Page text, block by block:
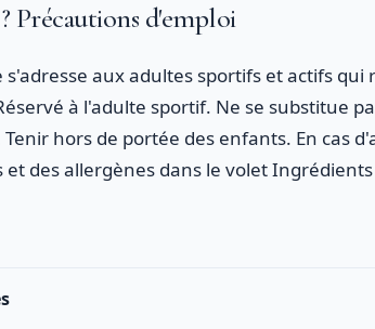
Précautions d'emploi
s'adresse aux adultes sportifs et actifs
à l'adulte sportif. Ne se substitue
Tenir hors de portée des enfants. En cas
des allergènes dans le volet Ingrédients